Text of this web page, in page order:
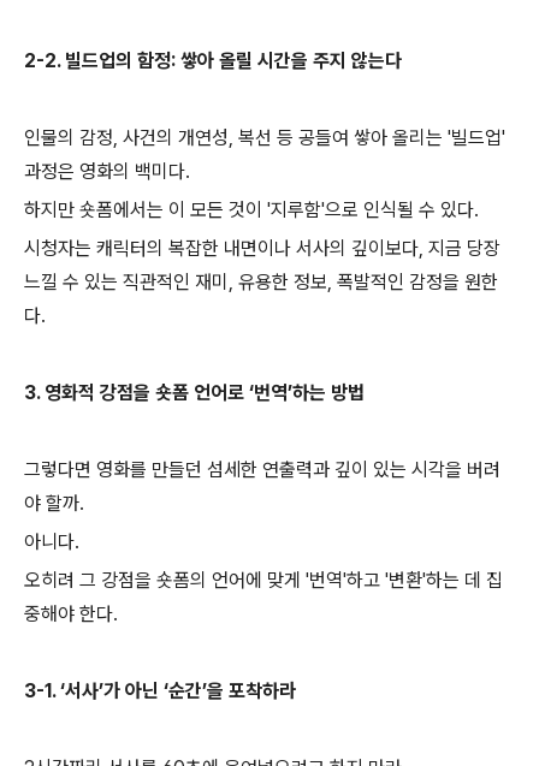
2-2. 빌드업의 함정: 쌓아 올릴 시간을 주지 않는다
인물의 감정, 사건의 개연성, 복선 등 공들여 쌓아 올리는 '빌드업'
과정은 영화의 백미다.
하지만 숏폼에서는 이 모든 것이 '지루함'으로 인식될 수 있다.
시청자는 캐릭터의 복잡한 내면이나 서사의 깊이보다, 지금 당장
느낄 수 있는 직관적인 재미, 유용한 정보, 폭발적인 감정을 원한
다.
3. 영화적 강점을 숏폼 언어로 ‘번역’하는 방법
그렇다면 영화를 만들던 섬세한 연출력과 깊이 있는 시각을 버려
야 할까.
아니다.
오히려 그 강점을 숏폼의 언어에 맞게 '번역'하고 '변환'하는 데 집
중해야 한다.
3-1. ‘서사’가 아닌 ‘순간’을 포착하라